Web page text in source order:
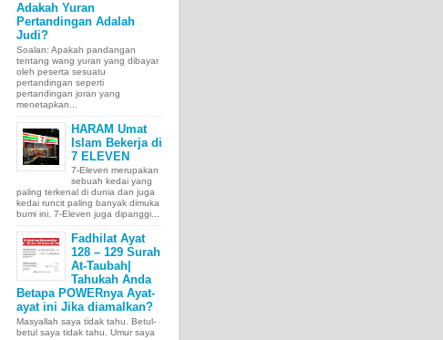
Adakah Yuran
Pertandingan Adalah
Judi?
Soalan: Apakah pandangan
tentang wang yuran yang dibayar
oleh peserta sesuatu
pertandingan seperti
pertandingan joran yang
menetapkan...
HARAM Umat
Islam Bekerja di
7 ELEVEN
7-Eleven merupakan
sebuah kedai yang
paling terkenal di dunia dan juga
kedai runcit paling banyak dimuka
bumi ini. 7-Eleven juga dipanggi...
Fadhilat Ayat
128 – 129 Surah
At-Taubah|
Tahukah Anda
Betapa POWERnya Ayat-
ayat ini Jika diamalkan?
Masyallah saya tidak tahu. Betul-
betul saya tidak tahu. Umur saya